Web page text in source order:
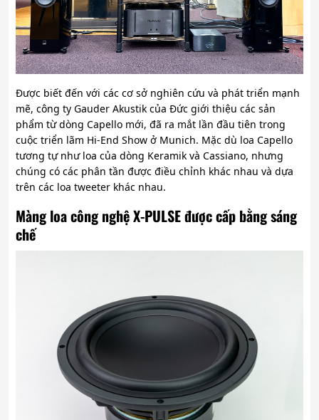
Được biết đến với các cơ sở nghiên cứu và phát triển mạnh
mẽ, công ty Gauder Akustik của Đức giới thiệu các sản
phẩm từ dòng Capello mới, đã ra mắt lần đầu tiên trong
cuộc triển lãm Hi-End Show ở Munich. Mặc dù loa Capello
tương tự như loa của dòng Keramik và Cassiano, nhưng
chúng có các phân tần được điều chỉnh khác nhau và dựa
trên các loa tweeter khác nhau.
Màng loa công nghệ X-PULSE được cấp bằng sáng
chế